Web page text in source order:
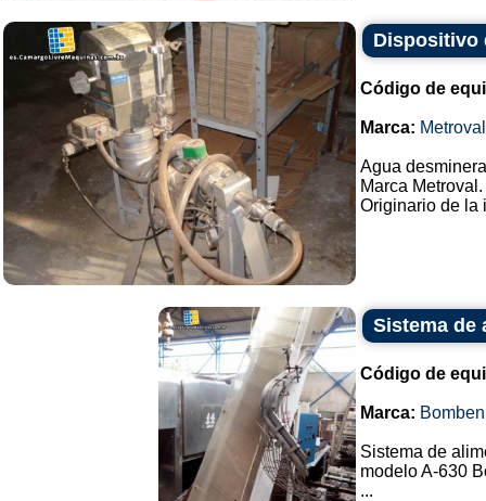
Dispositivo
Código de
Marca: Metroval
Agua
Marca Metroval.
Originario de la
Sistema de
Código de
Marca: Bomben
Sistema de
modelo A-630
...